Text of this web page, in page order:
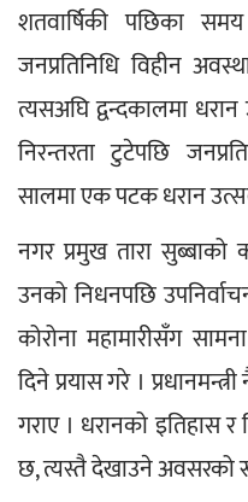
शतवार्षिकी पछिका
जनप्रतिनिधि विहीन
त्यसअघि द्वन्दकालमा
निरन्तरता टुटेपछि
सालमा एक पटक धरान
नगर प्रमुख तारा सुब्बाको
उनको निधनपछि
कोरोना महामारीसँग
दिने प्रयास गरे ।
गराए । धरानको इतिहास
छ, त्यस्तै देखाउने अवसरको